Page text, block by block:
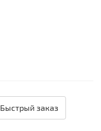
Быстрый заказ